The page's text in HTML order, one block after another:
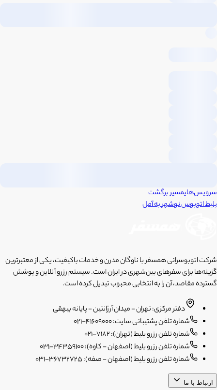
سرویس‌هایمسیر برگشت
بلیط اتوبوسنوشهربهآمل
شرکت اتوبوسرانی همسفر با ناوگان مدرن و خدمات باکیفیت، یکی از معتبرترین
گزینه‌ها برای سفرهای بین‌شهری در ایران است. سیستم رزرو آنلاین و پوشش
گسترده مقاصد، آن را به انتخابی محبوب تبدیل کرده است.
دفتر مرکزی: تهران - میدان آرژانتین - پایانه بیهقی
شماره تلفن پشتیبانی سایت: 41609000-021
شماره تلفن رزرو بلیط (تهران): 7182-021
شماره تلفن رزرو بلیط (اصفهان - کاوه): 34359100-031
شماره تلفن رزرو بلیط (اصفهان - صفه): 36732725-031
ارتباط با ما